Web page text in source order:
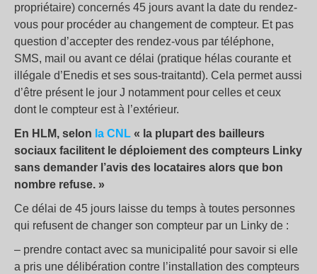
propriétaire) concernés 45 jours avant la date du rendez-
vous pour procéder au changement de compteur. Et pas
question d’accepter des rendez-vous par téléphone,
SMS, mail ou avant ce délai (pratique hélas courante et
illégale d’Enedis et ses sous-traitantd). Cela permet aussi
d’être présent le jour J notamment pour celles et ceux
dont le compteur est à l’extérieur.
En HLM, selon la CNL « la plupart des bailleurs
sociaux facilitent le déploiement des compteurs Linky
sans demander l’avis des locataires alors que bon
nombre refuse. »
Ce délai de 45 jours laisse du temps à toutes personnes
qui refusent de changer son compteur par un Linky de :
– prendre contact avec sa municipalité pour savoir si elle
a pris une délibération contre l’installation des compteurs